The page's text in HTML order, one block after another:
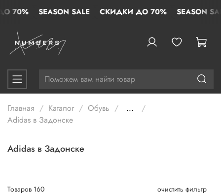
SEASON SALE СКИДКИ ДО 70% SEASON SALE
Главная Каталог Обувь
...
Adidas в Задонске
Adidas в Задонске
Товаров 160 очистить фильтр